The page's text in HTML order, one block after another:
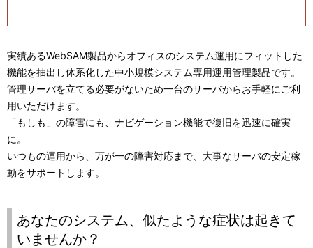
し
て
い
ま
す
シ
ョ
ン
実績あるWebSAM製品からオフィスのシステム運用にフィットした
機能を抽出し体系化した中小規模システム専用運用管理製品です。
管理サーバを立てる必要がないため一台のサーバからお手軽にご利
用いただけます。
「もしも」の障害にも、ナビゲーション機能で復旧を迅速に確実
に。
いつもの運用から、万が一の障害対応まで、大事なサーバの安定稼
動をサポートします。
あなたのシステム、似たような症状は起きて
いませんか？